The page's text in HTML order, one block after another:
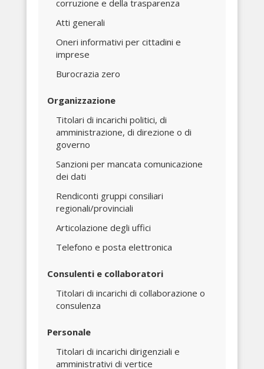
corruzione e della trasparenza
Atti generali
Oneri informativi per cittadini e
imprese
Burocrazia zero
Organizzazione
Titolari di incarichi politici, di
amministrazione, di direzione o di
governo
Sanzioni per mancata comunicazione
dei dati
Rendiconti gruppi consiliari
regionali/provinciali
Articolazione degli uffici
Telefono e posta elettronica
Consulenti e collaboratori
Titolari di incarichi di collaborazione o
consulenza
Personale
Titolari di incarichi dirigenziali e
amministrativi di vertice